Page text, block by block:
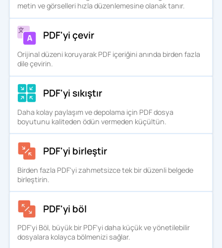
metin ve görselleri hızla düzenlemesine olanak tanır.
PDF'yi çevir
Orijinal düzeni koruyarak PDF içeriğini anında birden fazla
dile çevirin.
PDF'yi sıkıştır
Daha kolay paylaşım ve depolama için PDF dosya
boyutunu kaliteden ödün vermeden küçültün.
PDF'yi birleştir
Birden fazla PDF'yi zahmetsizce tek bir düzenli belgede
birleştirin.
PDF'yi böl
PDF'yi Böl, büyük bir PDF'yi daha küçük ve yönetilebilir
dosyalara kolayca bölmenizi sağlar.